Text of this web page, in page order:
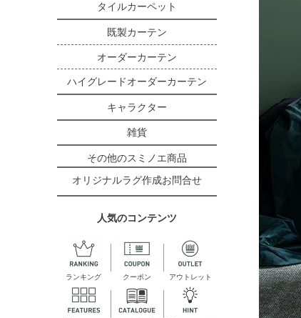
タイルカーペット
既製カーテン
オーダーカーテン
ハイグレードオーダーカーテン
キャラクター
雑貨
その他のスミノエ商品
オリジナルラグ作成お問合せ
人気のコンテンツ
ランキング クーポン アウトレット